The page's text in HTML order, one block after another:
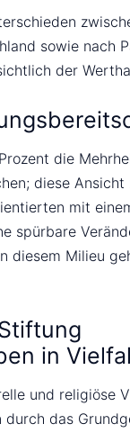
sowie nach
der
die
diese
mit
spürbare
diesem Milieu
in
und religiöse
durch das